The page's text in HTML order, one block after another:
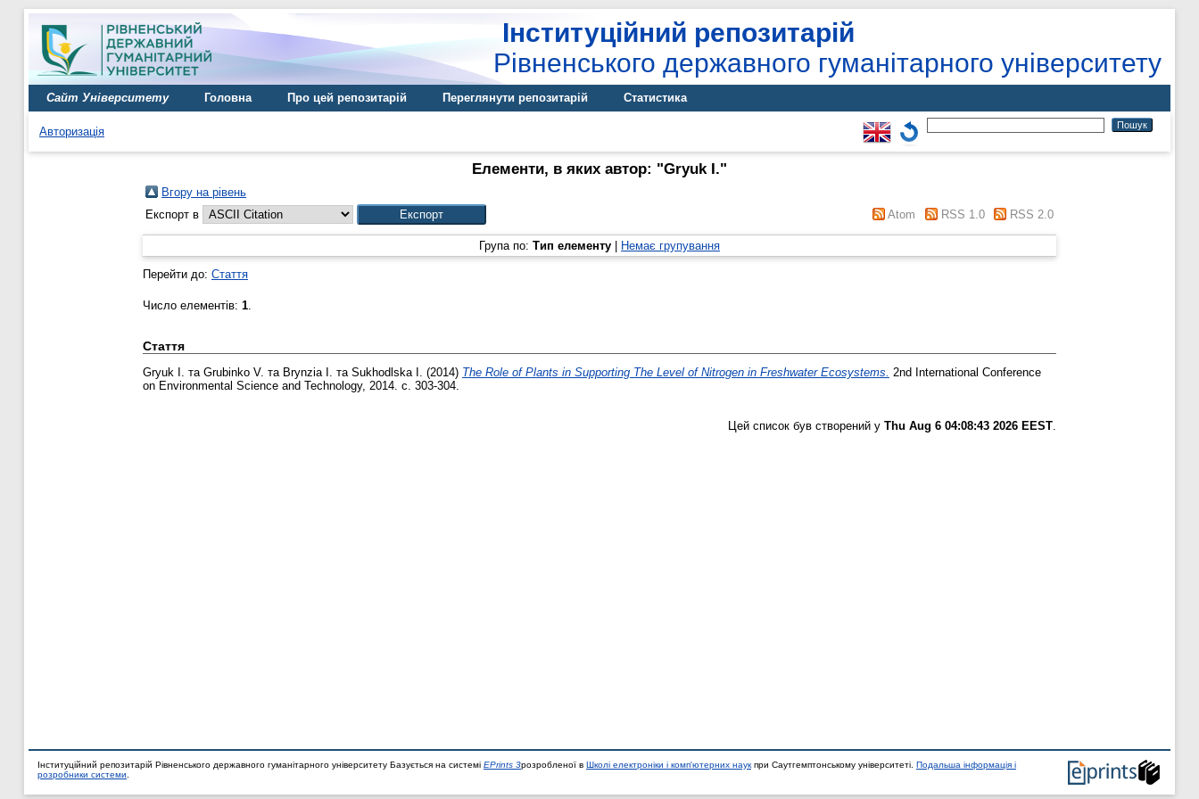
Інституційний репозитарій
Рівненського державного гуманітарного університету
Сайт Університету Головна Про цей репозитарій Переглянути репозитарій Статистика
Авторизація
Елементи, в яких автор: "Gryuk I."
Вгору на рівень
Експорт в
Atom RSS 1.0 RSS 2.0
Група по: Тип елементу Немає групування
Перейти до: Стаття
Число елементів: 1.
Стаття
Gryuk I. та Grubinko V. та Brynzia I. та Sukhodlska I. (2014) The Role of Plants in Supporting The Level of Nitrogen in Freshwater Ecosystems.
2nd International Conference
on Environmental Science and Technology, 2014. с. 303-304.
Цей список був створений у Thu Aug 6 04:08:43 2026 EEST
Інституційний репозитарій Рівненського державного гуманітарного університету Базується на системі EPrints 3розробленої в Школі електроніки і комп'ютерних наук при Саутгемптонському університеті. Подальша інформація і
розробники системи